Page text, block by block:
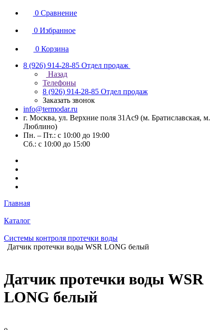
0 Сравнение
0 Избранное
0 Корзина
8 (926) 914-28-85 Отдел продаж
Назад
Телефоны
8 (926) 914-28-85 Отдел продаж
Заказать звонок
info@termodar.ru
г. Москва, ул. Верхние поля 31Ас9 (м. Братиславская, м.
Люблино)
Пн. – Пт.: с 10:00 до 19:00
Сб.: с 10:00 до 15:00
Главная
Каталог
Системы контроля протечки воды
Датчик протечки воды WSR LONG белый
Датчик протечки воды WSR
LONG белый